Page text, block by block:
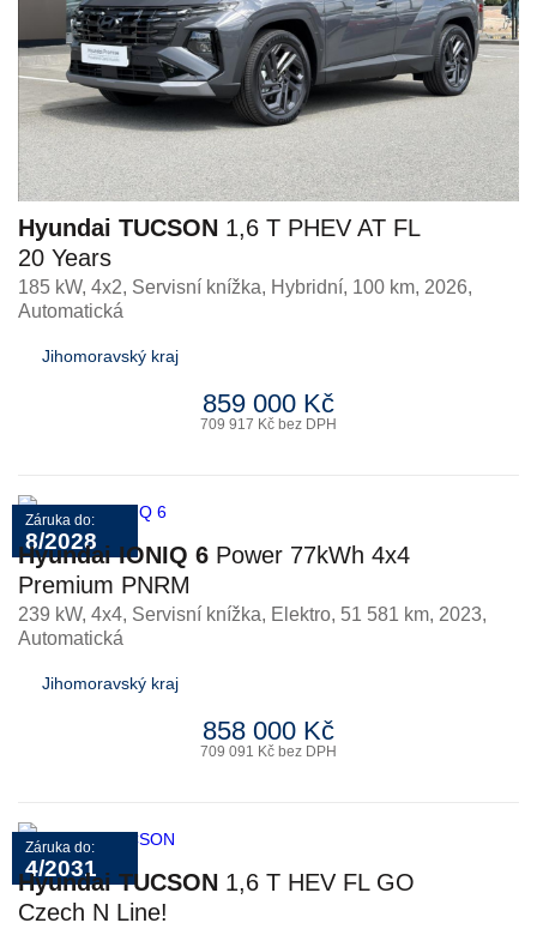
Hyundai TUCSON 1,6 T PHEV AT FL
20 Years
185 kW, 4x2, Servisní knížka, Hybridní, 100 km, 2026,
Automatická
Jihomoravský kraj
859 000 Kč
709 917 Kč bez DPH
Záruka do:
8/2028
Hyundai IONIQ 6 Power 77kWh 4x4
Premium PNRM
239 kW, 4x4, Servisní knížka, Elektro, 51 581 km, 2023,
Automatická
Jihomoravský kraj
858 000 Kč
709 091 Kč bez DPH
Záruka do:
4/2031
Hyundai TUCSON 1,6 T HEV FL GO
Czech N Line!